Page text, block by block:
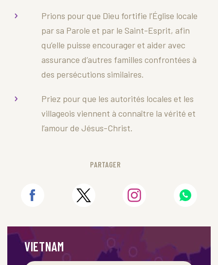
Prions pour que Dieu fortifie l’Église locale
par sa Parole et par le Saint-Esprit, afin
qu’elle puisse encourager et aider avec
assurance d’autres familles confrontées à
des persécutions similaires.
Priez pour que les autorités locales et les
villageois viennent à connaître la vérité et
l’amour de Jésus-Christ.
PARTAGER
VIETNAM